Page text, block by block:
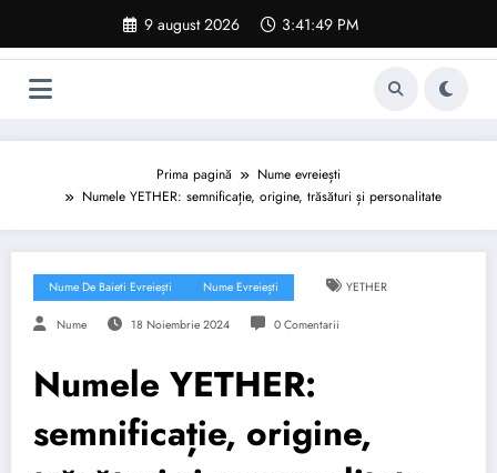
conținut
9 august 2026 3:41:50 PM
Prima pagină
Nume evreiești
Numele YETHER: semnificație, origine, trăsături și personalitate
Nume De Baieti Evreiești Nume Evreiești YETHER
Nume 18 Noiembrie 2024 0 Comentarii
Numele YETHER:
semnificație, origine,